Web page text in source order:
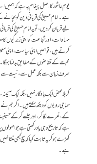
یومِ عاشور کا اصل پیغام یہ ہے کہ ہمیں
ہے۔ امام حسینؓ کی قربانی دین کو
لیے قربان کر دیں، تو یہ امام حسینؓ کی
مساوات، اور شجاعت کو اپنی زندگیوں کا
کرتے ہیں، تو ہمیں اپنی سیاست، اپنی
محبت کے تقاضوں کے مطابق بدلنا ہوگا۔
صرف زبان سے بلکہ عمل سے، نیت
کربلا محض ایک یادگار نہیں، بلکہ ایک
سماجی رویوں کو دیکھ سکتے ہیں۔ اگر ہم
کے، نعرے لگا کر، اور جلسے کر کے
ہے کہ تاریخ وہی یاد رکھتی ہے جو
کھڑے ہو کر یہ ثابت کیا کہ سچ کبھی مٹتا
ہے۔